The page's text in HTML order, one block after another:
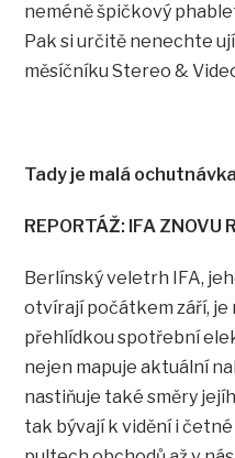
neméně špičkový
Pak si určitě nenechte
měsíčníku Stereo &
Tady je malá
REPORTÁŽ: IFA ZNOVU
Berlínský veletrh IFA,
otvírají počátkem září,
přehlídkou spotřební
nejen mapuje aktuální
nastiňuje také směry
tak bývají k vidění i